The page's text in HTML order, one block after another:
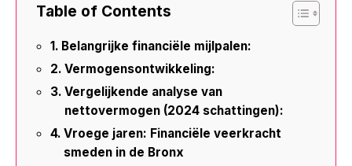
Table of Contents
Belangrijke financiële mijlpalen:
Vermogensontwikkeling:
Vergelijkende analyse van
nettovermogen (2024 schattingen):
Vroege jaren: Financiële veerkracht
smeden in de Bronx